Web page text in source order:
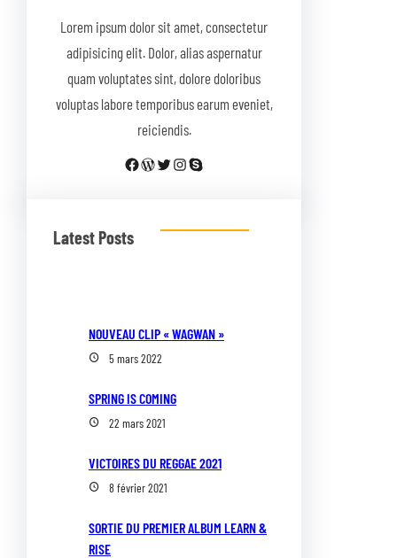
Lorem ipsum dolor sit amet, consectetur
adipisicing elit. Dolor, alias aspernatur
quam voluptates sint, dolore doloribus
voluptas labore temporibus earum eveniet,
reiciendis.
Facebook WordPress Twitter Instagram Skype
Latest Posts
NOUVEAU CLIP « WAGWAN »
5 mars 2022
SPRING IS COMING
22 mars 2021
VICTOIRES DU REGGAE 2021
8 février 2021
SORTIE DU PREMIER ALBUM LEARN &
RISE